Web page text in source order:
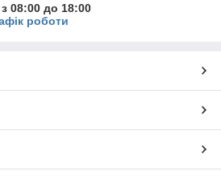
08:00 до 18:00
роботи